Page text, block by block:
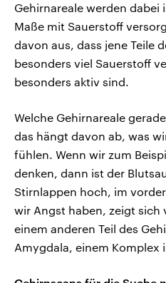
Gehirnareale werden
Maße mit Sauerstoff
davon aus, dass jene Teile
besonders viel Sauerstoff
besonders aktiv sind.
Welche Gehirnareale
das hängt davon ab, was
fühlen. Wenn wir zum
denken, dann ist der
Stirnlappen hoch, im
wir Angst haben, zeigt sich
einem anderen Teil des
Amygdala, einem Komplex